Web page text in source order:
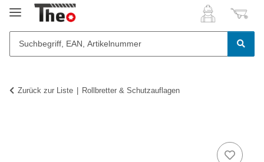
Zurück zur Liste Rollbretter & Schutzauflagen